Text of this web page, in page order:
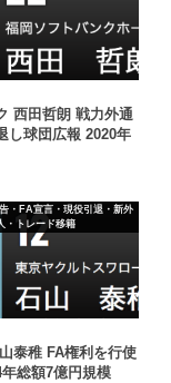
西田哲朗 戦力外通
し球団広報 2020年
・FA宣言・現役引退・新外
・トレード移籍
泰稚 FA権利を行使
総額7億円規模